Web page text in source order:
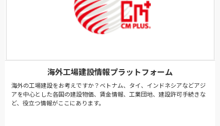
海外工場建設情報プラットフォーム
海外の工場建設をお考えですか？ベトナム、タイ、インドネシアなどアジ
アを中心とした各国の建設物価、賃金情報、工業団地、建設許可手続きな
ど、役立つ情報がここにあります。